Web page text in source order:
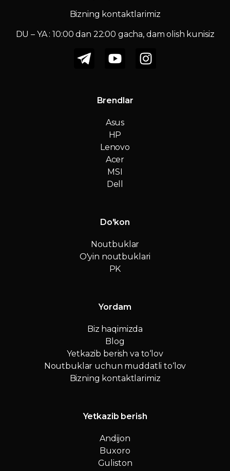
Bizning kontaktlarimiz
DU – YA : 10:00 dan 22:00 gacha, dam olish kunisiz
Brendlar
Asus
HP
Lenovo
Acer
MSI
Dell
Do'kon
Noutbuklar
O'yin noutbuklari
PK
Yordam
Biz haqimizda
Blog
Yetkazib berish va to‘lov
Noutbuklar uchun muddatli to‘lov
Bizning kontaktlarimiz
Yetkazib berish
Andijon
Buxoro
Guliston